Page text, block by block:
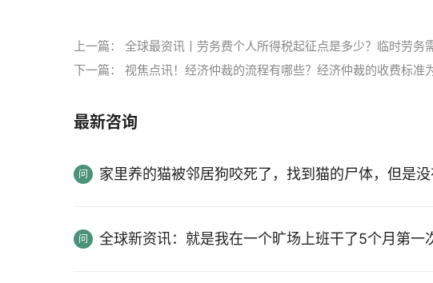
上一篇： 全球最资讯丨劳务费个人所得税起征点是多少？临时劳务
下一篇： 视焦点讯！经济仲裁的流程有哪些？经济仲裁的收费标准
最新咨询
家里养的猫被邻居狗咬死了，找到猫的尸体，但是
全球新资讯：就是我在一个旷场上班干了5个月第一